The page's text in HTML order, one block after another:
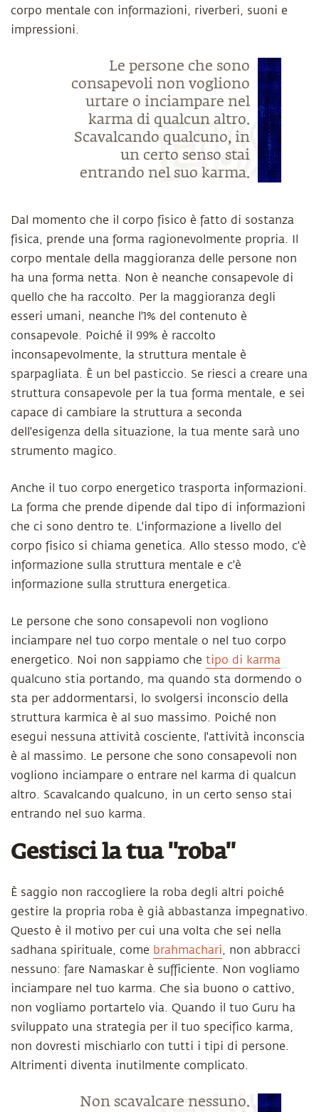
corpo mentale con informazioni, riverberi, suoni e
impressioni.
Le persone che sono
consapevoli non vogliono
urtare o inciampare nel
karma di qualcun altro.
Scavalcando qualcuno, in
un certo senso stai
entrando nel suo karma.
Dal momento che il corpo fisico è fatto di sostanza
fisica, prende una forma ragionevolmente propria. Il
corpo mentale della maggioranza delle persone non
ha una forma netta. Non è neanche consapevole di
quello che ha raccolto. Per la maggioranza degli
esseri umani, neanche l'1% del contenuto è
consapevole. Poiché il 99% è raccolto
inconsapevolmente, la struttura mentale è
sparpagliata. È un bel pasticcio. Se riesci a creare una
struttura consapevole per la tua forma mentale, e sei
capace di cambiare la struttura a seconda
dell'esigenza della situazione, la tua mente sarà uno
strumento magico.
Anche il tuo corpo energetico trasporta informazioni.
La forma che prende dipende dal tipo di informazioni
che ci sono dentro te. L'informazione a livello del
corpo fisico si chiama genetica. Allo stesso modo, c'è
informazione sulla struttura mentale e c'è
informazione sulla struttura energetica.
Le persone che sono consapevoli non vogliono
inciampare nel tuo corpo mentale o nel tuo corpo
energetico. Noi non sappiamo che tipo di karma
qualcuno stia portando, ma quando sta dormendo o
sta per addormentarsi, lo svolgersi inconscio della
struttura karmica è al suo massimo. Poiché non
esegui nessuna attività cosciente, l'attività inconscia
è al massimo. Le persone che sono consapevoli non
vogliono inciampare o entrare nel karma di qualcun
altro. Scavalcando qualcuno, in un certo senso stai
entrando nel suo karma.
Gestisci la tua "roba"
È saggio non raccogliere la roba degli altri poiché
gestire la propria roba è già abbastanza impegnativo.
Questo è il motivo per cui una volta che sei nella
sadhana spirituale, come brahmachari, non abbracci
nessuno: fare Namaskar è sufficiente. Non vogliamo
inciampare nel tuo karma. Che sia buono o cattivo,
non vogliamo portartelo via. Quando il tuo Guru ha
sviluppato una strategia per il tuo specifico karma,
non dovresti mischiarlo con tutti i tipi di persone.
Altrimenti diventa inutilmente complicato.
Non scavalcare nessuno.